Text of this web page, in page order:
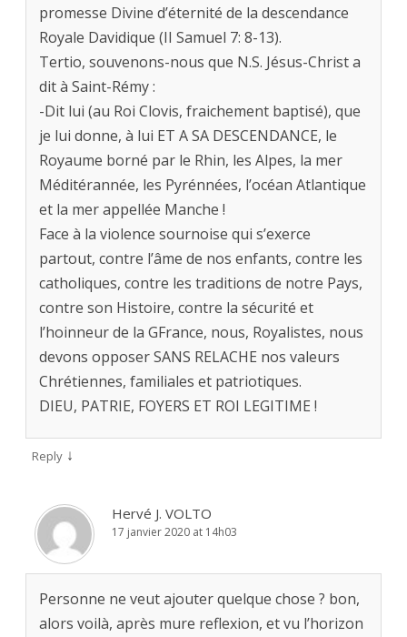
promesse Divine d’éternité de la descendance
Royale Davidique (II Samuel 7: 8-13).
Tertio, souvenons-nous que N.S. Jésus-Christ a
dit à Saint-Rémy :
-Dit lui (au Roi Clovis, fraichement baptisé), que
je lui donne, à lui ET A SA DESCENDANCE, le
Royaume borné par le Rhin, les Alpes, la mer
Méditérannée, les Pyrénnées, l’océan Atlantique
et la mer appellée Manche !
Face à la violence sournoise qui s’exerce
partout, contre l’âme de nos enfants, contre les
catholiques, contre les traditions de notre Pays,
contre son Histoire, contre la sécurité et
l’hoinneur de la GFrance, nous, Royalistes, nous
devons opposer SANS RELACHE nos valeurs
Chrétiennes, familiales et patriotiques.
DIEU, PATRIE, FOYERS ET ROI LEGITIME !
Reply ↓
Hervé J. VOLTO
17 janvier 2020 at 14h03
Personne ne veut ajouter quelque chose ? bon,
alors voilà, après mure reflexion, et vu l’horizon